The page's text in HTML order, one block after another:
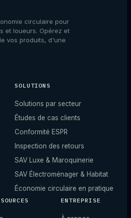
circulaire pour
et loueurs. Opérez et
vos produits, d'une
SOLUTIONS
Solutions par secteur
Études de cas clients
Conformité ESPR
Inspection des retours
SAV Luxe & Maroquinerie
SAV Électroménager & Habitat
Économie circulaire en pratique
ENTREPRISE